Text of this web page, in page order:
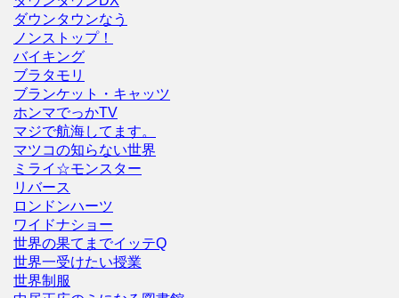
ダウンタウンなう
ノンストップ！
バイキング
ブラタモリ
ブランケット・キャッツ
ホンマでっかTV
マジで航海してます。
マツコの知らない世界
ミライ☆モンスター
リバース
ロンドンハーツ
ワイドナショー
世界の果てまでイッテQ
世界一受けたい授業
世界制服